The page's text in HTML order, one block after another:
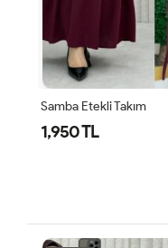
Samba Etekli Takım
1,950 TL